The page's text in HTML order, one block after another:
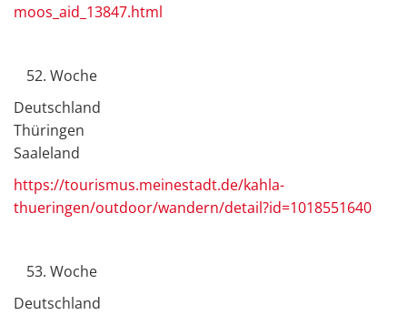
moos_aid_13847.html
Woche
Deutschland
Thüringen
Saaleland
https://tourismus.meinestadt.de/kahla-
thueringen/outdoor/wandern/detail?id=1018551640
Woche
Deutschland